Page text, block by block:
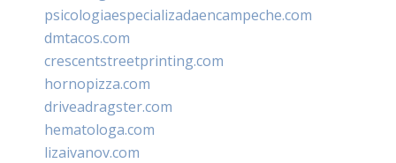
psicologiaespecializadaencampeche.com
dmtacos.com
crescentstreetprinting.com
hornopizza.com
driveadragster.com
hematologa.com
lizaivanov.com